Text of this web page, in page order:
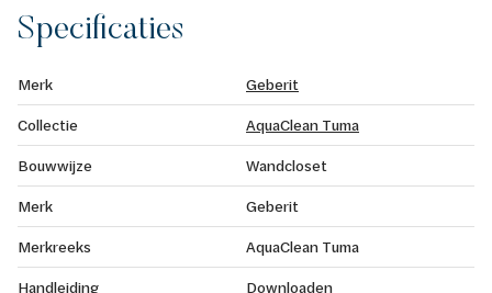
Specificaties
Merk
Geberit
Collectie
AquaClean Tuma
Bouwwijze
Wandcloset
Merk
Geberit
Merkreeks
AquaClean Tuma
Handleiding
Downloaden